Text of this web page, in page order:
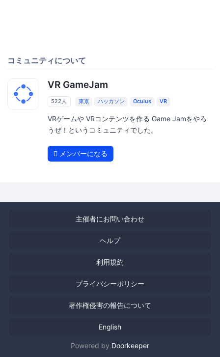
コミュニティについて
VR GameJam
522人 東京 ハッカソン Oculus VR
VRゲームや VRコンテンツを作る Game Jamをやろ
うぜ！というコミュニティでした。
メンバーになる
主催者にお問い合わせ
ヘルプ
利用規約
プライバシーポリシー
著作権侵害の報告について
English
Powered by Doorkeeper